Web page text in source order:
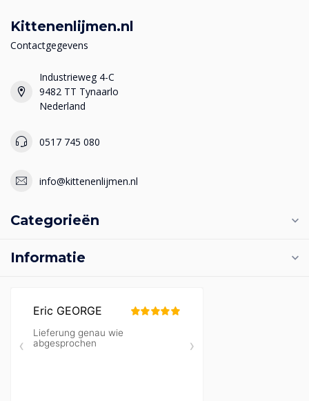
Kittenenlijmen.nl
Contactgegevens
Industrieweg 4-C
9482 TT Tynaarlo
Nederland
0517 745 080
info@kittenenlijmen.nl
Categorieën
Informatie